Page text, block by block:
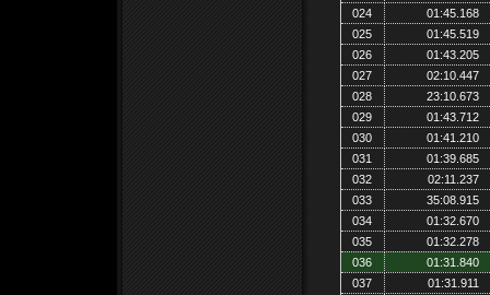
024
01:45.168
025
01:45.519
026
01:43.205
027
02:10.447
028
23:10.673
029
01:43.712
030
01:41.210
031
01:39.685
032
02:11.237
033
35:08.915
034
01:32.670
035
01:32.278
036
01:31.840
037
01:31.911